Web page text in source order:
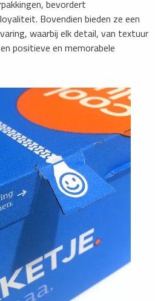
bevordert
Bovendien bieden ze een
waarbij elk detail, van textuur
positieve en memorabele